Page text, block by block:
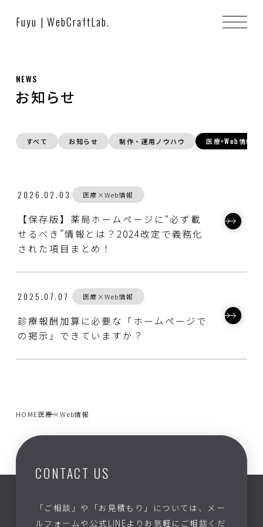
Fuyu | WebCraftLab.
NEWS
お知らせ
すべて お知らせ 制作・運用ノウハウ 医療×Web情報
2026.02.03 医療×Web情報
【保存版】薬局ホームページに“必ず載
せるべき”情報とは？2024改定で義務化
された項目まとめ！
2025.07.07 医療×Web情報
診療報酬加算に必要な「ホームページで
の掲示」できていますか？
HOME医療×Web情報
CONTACT US
「ご相談」や「お見積もり」については、メー
ルフォームや公式LINEよりお気軽にご相談くだ